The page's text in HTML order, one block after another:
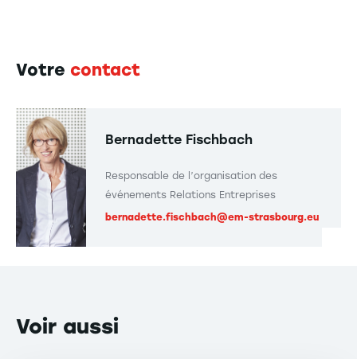
Votre contact
Bernadette Fischbach
Responsable de l’organisation des
événements Relations Entreprises
bernadette.fischbach@em-strasbourg.eu
Voir aussi